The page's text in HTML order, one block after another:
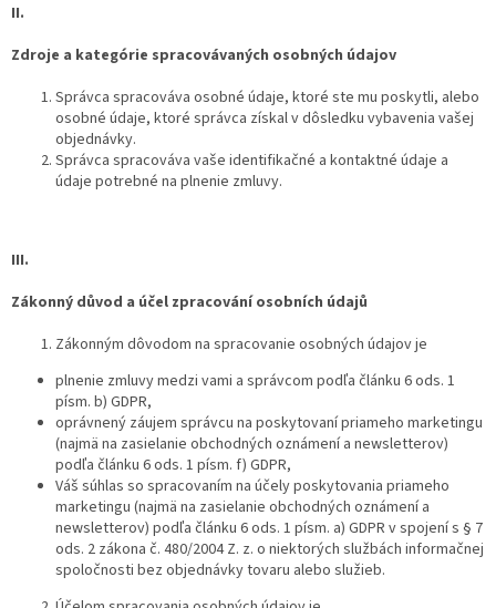
II.
Zdroje a kategórie spracovávaných osobných údajov
Správca spracováva osobné údaje, ktoré ste mu poskytli, alebo
osobné údaje, ktoré správca získal v dôsledku vybavenia vašej
objednávky.
Správca spracováva vaše identifikačné a kontaktné údaje a
údaje potrebné na plnenie zmluvy.
III.
Zákonný důvod a účel zpracování osobních údajů
Zákonným dôvodom na spracovanie osobných údajov je
plnenie zmluvy medzi vami a správcom podľa článku 6 ods. 1
písm. b) GDPR,
oprávnený záujem správcu na poskytovaní priameho marketingu
(najmä na zasielanie obchodných oznámení a newsletterov)
podľa článku 6 ods. 1 písm. f) GDPR,
Váš súhlas so spracovaním na účely poskytovania priameho
marketingu (najmä na zasielanie obchodných oznámení a
newsletterov) podľa článku 6 ods. 1 písm. a) GDPR v spojení s § 7
ods. 2 zákona č. 480/2004 Z. z. o niektorých službách informačnej
spoločnosti bez objednávky tovaru alebo služieb.